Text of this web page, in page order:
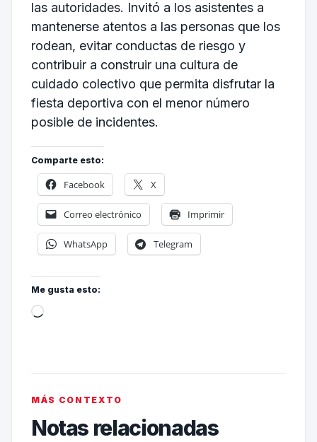
las autoridades. Invitó a los asistentes a
mantenerse atentos a las personas que los
rodean, evitar conductas de riesgo y
contribuir a construir una cultura de
cuidado colectivo que permita disfrutar la
fiesta deportiva con el menor número
posible de incidentes.
Comparte esto:
Facebook X
Correo electrónico Imprimir
WhatsApp Telegram
Me gusta esto:
MÁS CONTEXTO
Notas relacionadas